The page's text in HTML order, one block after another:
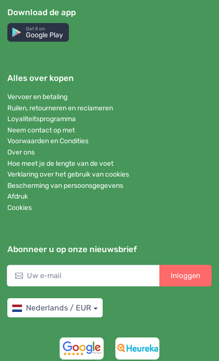
Download de app
Get it on
Google Play
Alles over kopen
Vervoer en betaling
Ruilen, retourneren en reclameren
Loyaliteitsprogramma
Neem contact op met
Voorwaarden en Condities
Over ons
Hoe meet je de lengte van de voet
Verklaring over het gebruik van cookies
Bescherming van persoonsgegevens
Afdruk
Cookies
Abonneer u op onze nieuwsbrief
Inloggen
Nederlands / EUR